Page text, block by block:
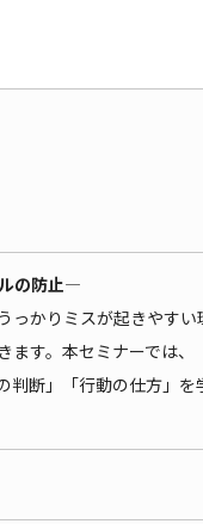
の防止―
かりミスが起きやす
す。本セミナーでは
断」「行動の仕方」